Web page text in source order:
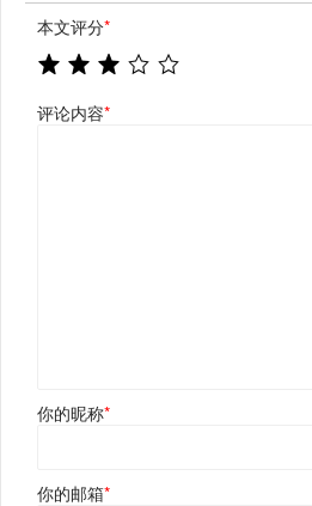
本文评分*
评论内容*
你的昵称*
你的邮箱*